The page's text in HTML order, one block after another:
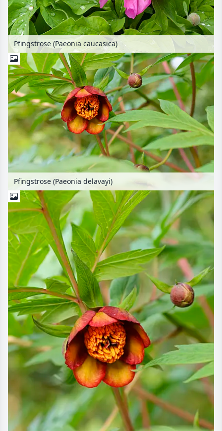
Pfingstrose (Paeonia caucasica)
Pfingstrose (Paeonia delavayi)